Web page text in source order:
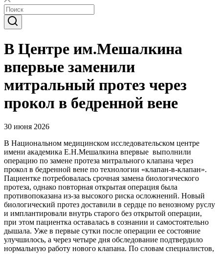
В Центре им.Мешалкина
впервые заменили
митральный протез через
прокол в бедренной вене
30 июня 2026
В Национальном медицинском исследовательском центре
имени академика Е.Н.Мешалкина впервые выполнили
операцию по замене протеза митрального клапана через
прокол в бедренной вене по технологии «клапан-в-клапан».
Пациентке потребовалась срочная замена биологического
протеза, однако повторная открытая операция была
противопоказана из-за высокого риска осложнений. Новый
биологический протез доставили в сердце по венозному руслу
и имплантировали внутрь старого без открытой операции,
при этом пациентка оставалась в сознании и самостоятельно
дышала. Уже в первые сутки после операции ее состояние
улучшилось, а через четыре дня обследование подтвердило
нормальную работу нового клапана. По словам специалистов,